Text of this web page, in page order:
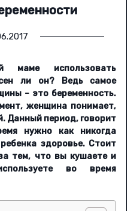
использовать
ли он? Ведь самое
– это беременность.
женщина понимает,
Данный период, говорит
нужно как никогда
здоровье. Стоит
тем, что вы кушаете и
во время